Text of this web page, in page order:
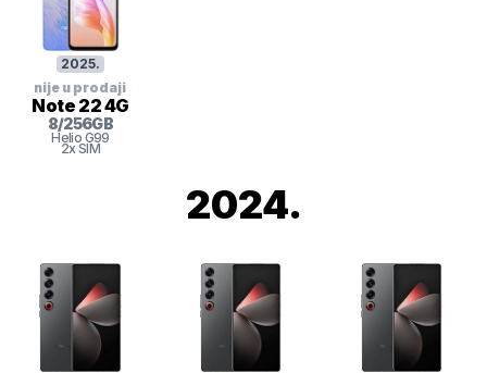
2025.
nije u prodaji
Note 22 4G
8/256GB
Helio G99
2x SIM
2024.